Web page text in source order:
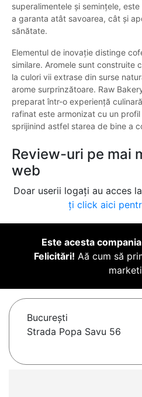
superalimentele și semințele,
a garanta atât savoarea, cât și
sănătate.
Elementul de inovație distinge
similare. Aromele sunt construite
la culori vii extrase din surse
arome surprinzătoare. Raw
preparat într-o experiență
rafinat este armonizat cu un
sprijinind astfel starea de bine a
Review-uri pe mai
web
Doar userii logați au acces
ți click aici
Este acesta
Felicitări! Aă cum să
Bucureşti
Strada Popa Savu 56